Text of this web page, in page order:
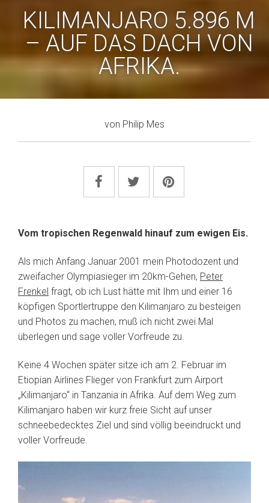
KILIMANJARO 5.896 M
– AUF DAS DACH VON
AFRIKA.
von Philip Mes
Vom tropischen Regenwald hinauf zum ewigen Eis.
Als mich Anfang Januar 2001 mein Photodozent und
zweifacher Olympiasieger im 20km-Gehen, Peter
Frenkel fragt, ob ich Lust hätte mit Ihm und einer 16
köpfigen Sportlertruppe den Kilimanjaro zu besteigen
und Photos zu machen, muß ich nicht zwei Mal
überlegen und sage voller Vorfreude zu.
Keine 4 Wochen später sitze ich am 2. Februar im
Etiopian Airlines Flieger von Frankfurt zum Airport
„Kilimanjaro“ in Tanzania in Afrika. Auf dem Weg zum
Kilimanjaro haben wir kurz freie Sicht auf unser
schneebedecktes Ziel und sind völlig beeindruckt und
voller Vorfreude.